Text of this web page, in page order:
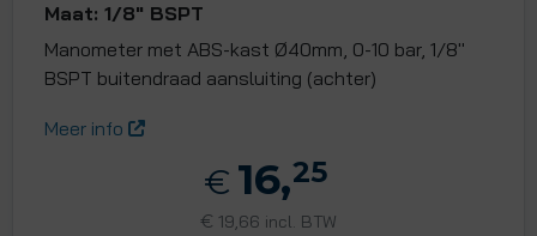
Maat: 1/8" BSPT
Manometer met ABS-kast Ø40mm, 0-10 bar, 1/8"
BSPT buitendraad aansluiting (achter)
Meer info
€ 16,25
€ 19,66 incl. BTW